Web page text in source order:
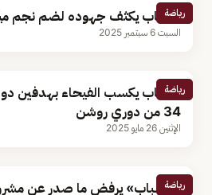
رياضة
الشباب يكثف جهوده لضم نجم
السبت 6 سبتمبر 2025
رياضة
الشباب يكسب الفيحاء بهدفين دون
34 من دوري روشن
الإثنين 26 مايو 2025
رياضة
«الشباب» يرفض ما صدر عن